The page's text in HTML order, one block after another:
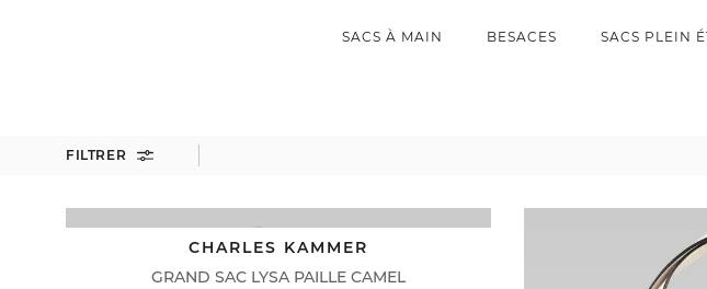
SACS À MAIN BESACES SACS PLEIN
FILTRER
GRAND SAC LYSA PAILLE CAMEL
CHARLES KAMMER